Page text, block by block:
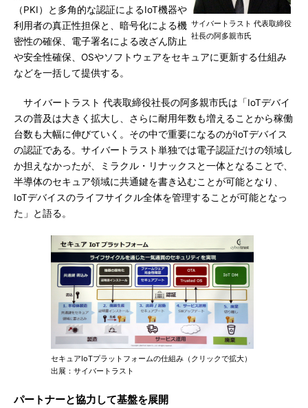
サイバートラスト 代表取締役
社長の阿多親市氏
（PKI）と多角的な認証によるIoT機器や
利用者の真正性担保と、暗号化による機
密性の確保、電子署名による改ざん防止
や安全性確保、OSやソフトウェアをセキュアに更新する仕組み
などを一括して提供する。
サイバートラスト 代表取締役社長の阿多親市氏は「IoTデバイ
スの普及は大きく拡大し、さらに耐用年数も増えることから稼働
台数も大幅に伸びていく。その中で重要になるのがIoTデバイス
の認証である。サイバートラスト単独では電子認証だけの領域し
か担えなかったが、ミラクル・リナックスと一体となることで、
半導体のセキュア領域に共通鍵を書き込むことが可能となり、
IoTデバイスのライフサイクル全体を管理することが可能となっ
た」と語る。
セキュアIoTプラットフォームの仕組み（クリックで拡大）
出展：サイバートラスト
パートナーと協力して基盤を展開